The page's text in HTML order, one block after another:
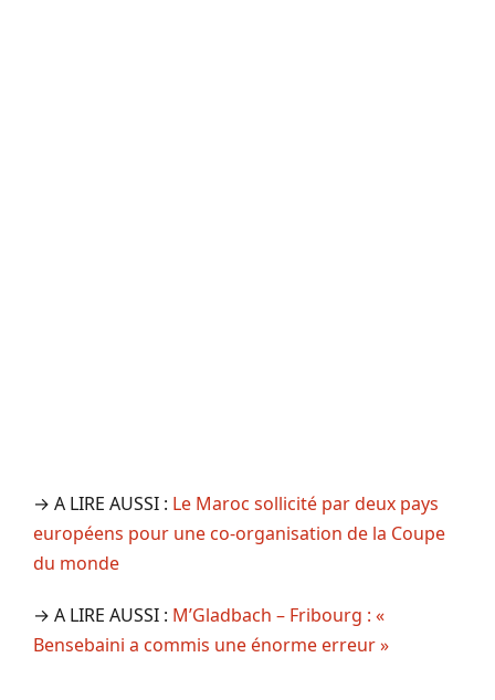
→ A LIRE AUSSI : Le Maroc sollicité par deux pays
européens pour une co-organisation de la Coupe
du monde
→ A LIRE AUSSI : M’Gladbach – Fribourg : «
Bensebaini a commis une énorme erreur »